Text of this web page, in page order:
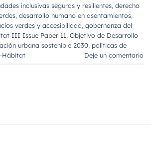
inclusivas seguras y resilientes derecho
desarrollo humano en asentamientos
verdes y accesibilidad gobernanza del
III Issue Paper 11 Objetivo de Desarrollo
urbana sostenible 2030 políticas de
Hábitat
Deje un comentario